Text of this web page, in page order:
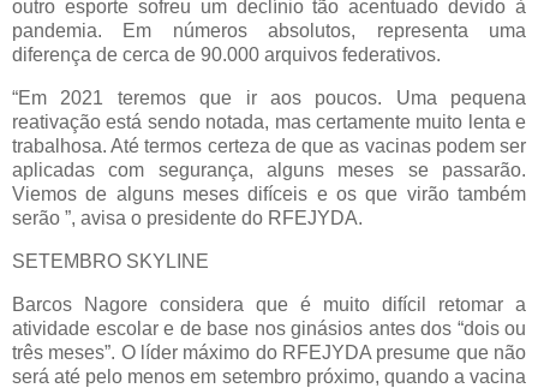
outro esporte sofreu um declínio tão acentuado devido à
pandemia. Em números absolutos, representa uma
diferença de cerca de 90.000 arquivos federativos.
“Em 2021 teremos que ir aos poucos. Uma pequena
reativação está sendo notada, mas certamente muito lenta e
trabalhosa. Até termos certeza de que as vacinas podem ser
aplicadas com segurança, alguns meses se passarão.
Viemos de alguns meses difíceis e os que virão também
serão ”, avisa o presidente do RFEJYDA.
SETEMBRO SKYLINE
Barcos Nagore considera que é muito difícil retomar a
atividade escolar e de base nos ginásios antes dos “dois ou
três meses”. O líder máximo do RFEJYDA presume que não
será até pelo menos em setembro próximo, quando a vacina